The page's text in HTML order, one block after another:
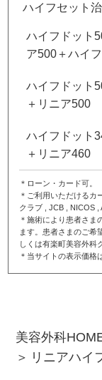
ハイフセット
ハイフドット
ア500＋ハイ
ハイフドット
＋リニア500
ハイフドット
＋リニア460
＊ローン・カード可。
＊ご利用いただけるカ
クラブ , JCB , NICOS ,
＊施術により患者さま
ます。患者さまのご希
しくは有楽町美容外科
＊当サイトの表示価格
美容外科
リニアハイ